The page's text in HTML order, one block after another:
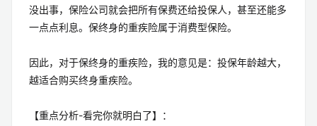
没出事，保险公司就会把所有保费还给投保人，甚至还能多
一点点利息。保终身的重疾险属于消费型保险。
因此，对于保终身的重疾险，我的意见是：投保年龄越大，
越适合购买终身重疾险。
【重点分析-看完你就明白了】：